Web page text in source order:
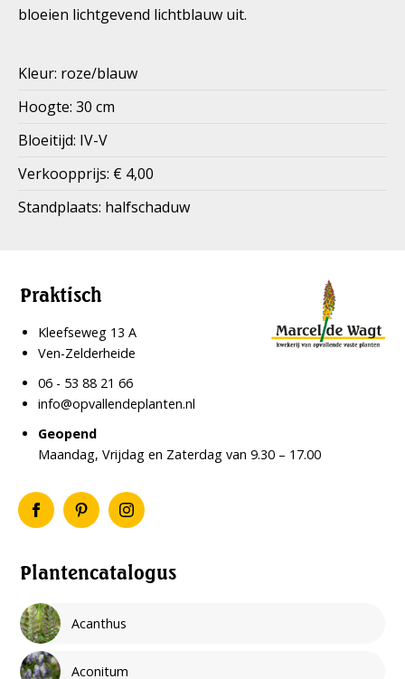
bloeien lichtgevend lichtblauw uit.
Kleur: roze/blauw
Hoogte: 30 cm
Bloeitijd: IV-V
Verkoopprijs: € 4,00
Standplaats: halfschaduw
Plantencatalogus
Acanthus
Aconitum
Praktisch
Kleefseweg 13 A
Ven-Zelderheide
06 - 53 88 21 66
info@opvallendeplanten.nl
Geopend
Maandag, Vrijdag en Zaterdag van 9.30 – 17.00